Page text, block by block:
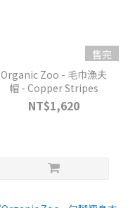
售完
Organic Zoo - 毛巾漁夫
帽 - Copper Stripes
NT$1,620